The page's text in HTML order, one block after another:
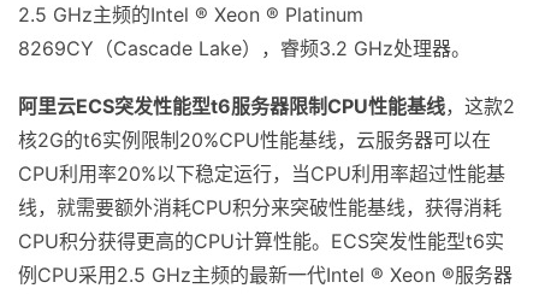
2.5 GHz主频的Intel ® Xeon ® Platinum
8269CY（Cascade Lake），睿频3.2 GHz处理器。
阿里云ECS突发性能型t6服务器限制CPU性能基线，这款2
核2G的t6实例限制20%CPU性能基线，云服务器可以在
CPU利用率20%以下稳定运行，当CPU利用率超过性能基
线，就需要额外消耗CPU积分来突破性能基线，获得消耗
CPU积分获得更高的CPU计算性能。ECS突发性能型t6实
例CPU采用2.5 GHz主频的最新一代Intel ® Xeon ®服务器